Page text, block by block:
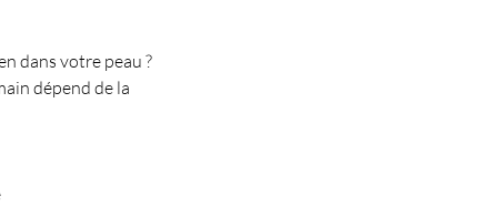
dans votre peau ?
dépend de la